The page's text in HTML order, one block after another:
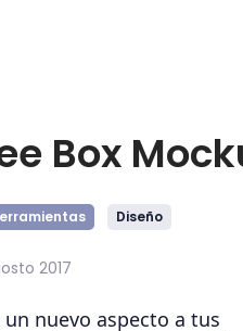
Box
Diseño
2017
un nuevo aspecto a tus